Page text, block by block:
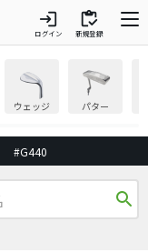
login
ログイン
inventory
新規登録
ウェッジ パター
#G440
search